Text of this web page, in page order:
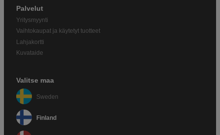
Palvelut
Yritysmyynti
Vaihtokaupat ja käytetyt tuotteet
Lahjakortti
Kuvataide
Valitse maa
Sweden
Finland